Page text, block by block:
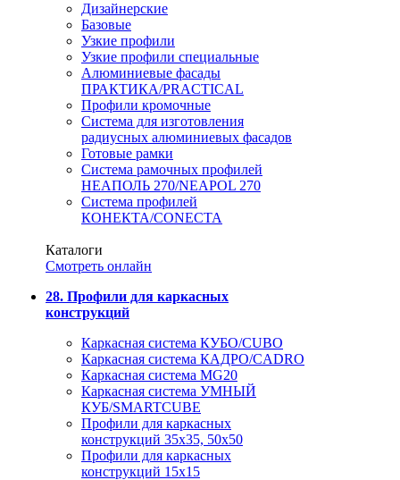
Дизайнерские
Базовые
Узкие профили
Узкие профили специальные
Алюминиевые фасады
ПРАКТИКА/PRACTICAL
Профили кромочные
Система для изготовления
радиусных алюминиевых фасадов
Готовые рамки
Система рамочных профилей
НЕАПОЛЬ 270/NEAPOL 270
Система профилей
КОНЕКТА/CONECTA
Каталоги
Смотреть онлайн
28. Профили для каркасных
конструкций
Каркасная система КУБО/CUBO
Каркасная система КАДРО/CADRO
Каркасная система MG20
Каркасная система УМНЫЙ
КУБ/SMARTCUBE
Профили для каркасных
конструкций 35x35, 50x50
Профили для каркасных
конструкций 15х15